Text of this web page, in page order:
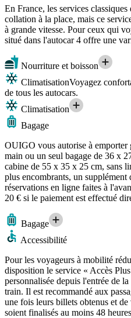
En France, les services
collation à la place, mais ce
à grande vitesse. Pour ceux qui
situé dans l'autocar 4 offre une
Nourriture et boisson
ClimatisationVoyagez
de tous les autocars.
Climatisation
Bagage
OUIGO vous autorise à emporter
main ou un seul bagage de 36 x
cabine de 55 x 35 x 25 cm, sans
plus encombrants, un supplément
réservations en ligne faites à
20 € si le paiement est effectué
Bagage
Accessibilité
Pour les voyageurs à mobilité
disposition le service « Accès
personnalisée depuis l'entrée de
train. Il est recommandé aux
une fois leurs billets obtenus et
soient finalisés au moins 48